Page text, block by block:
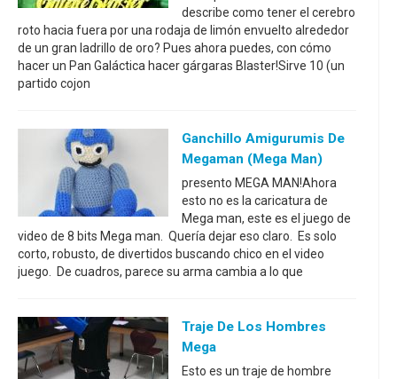
describe como tener el cerebro
roto hacia fuera por una rodaja de limón envuelto alrededor
de un gran ladrillo de oro? Pues ahora puedes, con cómo
hacer un Pan Galáctica hacer gárgaras Blaster!Sirve 10 (un
partido cojon
Ganchillo Amigurumis De
Megaman (Mega Man)
presento MEGA MAN!Ahora
esto no es la caricatura de
Mega man, este es el juego de
video de 8 bits Mega man. Quería dejar eso claro. Es solo
corto, robusto, de divertidos buscando chico en el video
juego. De cuadros, parece su arma cambia a lo que
Traje De Los Hombres
Mega
Esto es un traje de hombre